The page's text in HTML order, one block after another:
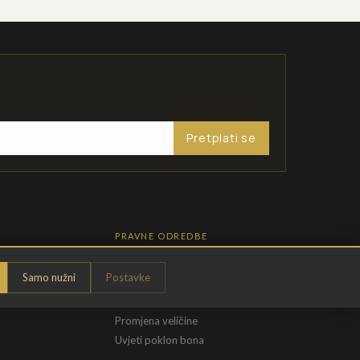
Samo nužni Postavke
Pretplati se
PRAVNE ODREDBE
Pravila privatnosti
Opći uvjeti
Promjena veličine
Uvjeti poklon bona